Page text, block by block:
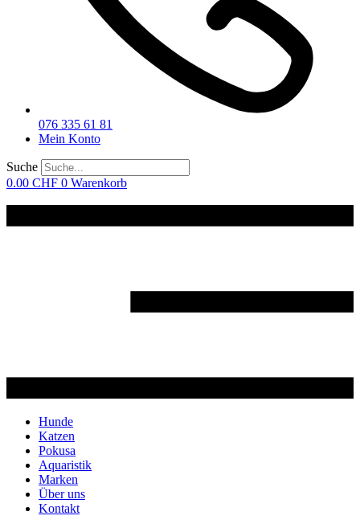
076 335 61 81
Mein Konto
Suche
0.00 CHF 0 Warenkorb
Hunde
Katzen
Pokusa
Aquaristik
Marken
Über uns
Kontakt